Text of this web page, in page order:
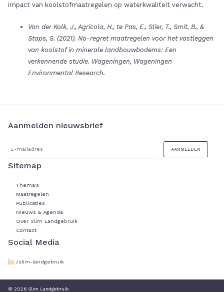
impact van koolstofmaatregelen op waterkwaliteit verwacht.
Van der Kolk, J., Agricola, H., te Pas, E., Slier, T., Smit, B., &
Staps, S. (2021). No-regret maatregelen voor het vastleggen
van koolstof in minerale landbouwbodems: Een
verkennende studie. Wageningen, Wageningen
Environmental Research.
Aanmelden nieuwsbrief
Sitemap
Thema's
Maatregelen
Publicaties
Nieuws & Agenda
Over Slim Landgebruik
Contact
Social Media
/slim-landgebruik
© 2026 Slim Landgebruik